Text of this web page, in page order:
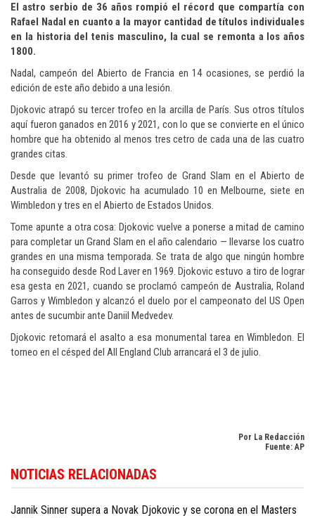
El astro serbio de 36 años rompió el récord que compartía con
Rafael Nadal en cuanto a la mayor cantidad de títulos individuales
en la historia del tenis masculino, la cual se remonta a los años
1800.
Nadal, campeón del Abierto de Francia en 14 ocasiones, se perdió la
edición de este año debido a una lesión.
Djokovic atrapó su tercer trofeo en la arcilla de París. Sus otros títulos
aquí fueron ganados en 2016 y 2021, con lo que se convierte en el único
hombre que ha obtenido al menos tres cetro de cada una de las cuatro
grandes citas.
Desde que levantó su primer trofeo de Grand Slam en el Abierto de
Australia de 2008, Djokovic ha acumulado 10 en Melbourne, siete en
Wimbledon y tres en el Abierto de Estados Unidos.
Tome apunte a otra cosa: Djokovic vuelve a ponerse a mitad de camino
para completar un Grand Slam en el año calendario — llevarse los cuatro
grandes en una misma temporada. Se trata de algo que ningún hombre
ha conseguido desde Rod Laver en 1969. Djokovic estuvo a tiro de lograr
esa gesta en 2021, cuando se proclamó campeón de Australia, Roland
Garros y Wimbledon y alcanzó el duelo por el campeonato del US Open
antes de sucumbir ante Daniil Medvedev.
Djokovic retomará el asalto a esa monumental tarea en Wimbledon. El
torneo en el césped del All England Club arrancará el 3 de julio.
Por La Redacción
Fuente: AP
English.
NOTICIAS RELACIONADAS
Jannik Sinner supera a Novak Djokovic y se corona en el Masters